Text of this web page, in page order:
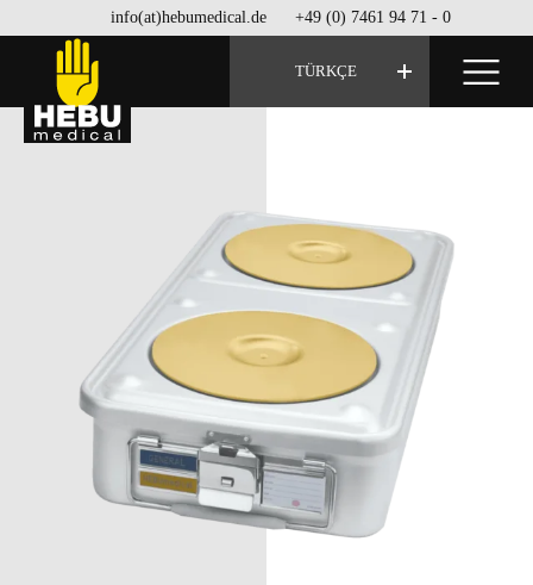
info(at)hebumedical.de +49 (0) 7461 94 71 - 0
TÜRKÇE